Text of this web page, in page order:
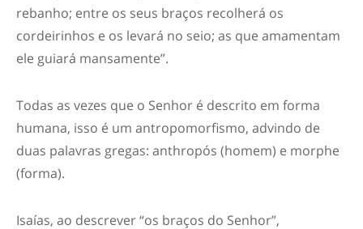
rebanho; entre os seus braços recolherá os
cordeirinhos e os levará no seio; as que amamentam
ele guiará mansamente”.
Todas as vezes que o Senhor é descrito em forma
humana, isso é um antropomorfismo, advindo de
duas palavras gregas: anthropós (homem) e morphe
(forma).
Isaías, ao descrever “os braços do Senhor”,